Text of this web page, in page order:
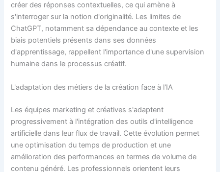
créer des réponses contextuelles, ce qui amène à
s'interroger sur la notion d'originalité. Les limites de
ChatGPT, notamment sa dépendance au contexte et les
biais potentiels présents dans ses données
d'apprentissage, rappellent l'importance d'une supervision
humaine dans le processus créatif.
L'adaptation des métiers de la création face à l'IA
Les équipes marketing et créatives s'adaptent
progressivement à l'intégration des outils d'intelligence
artificielle dans leur flux de travail. Cette évolution permet
une optimisation du temps de production et une
amélioration des performances en termes de volume de
contenu généré. Les professionnels orientent leurs